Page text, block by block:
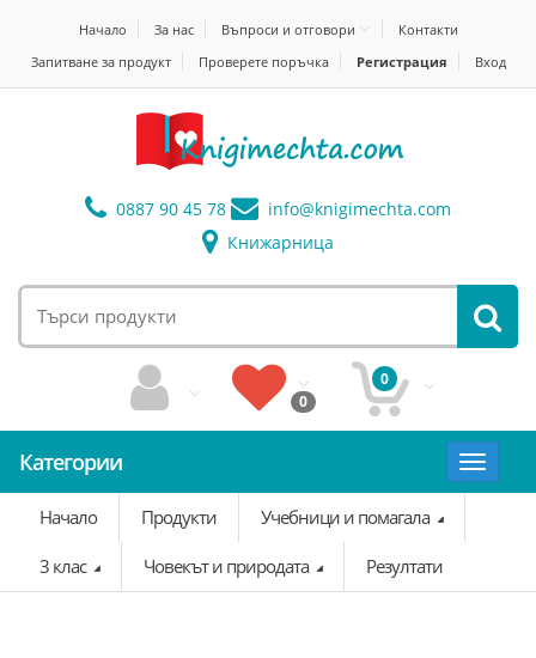
Начало За нас Въпроси и отговори
Контакти
Запитване за продукт
Проверете поръчка Регистрация Вход
0887 90 45 78 info@knigimechta.com
Книжарница
0
0
Категории
Toggle
Начало
Продукти Учебници и помагала
3 клас Човекът и природата Резултати